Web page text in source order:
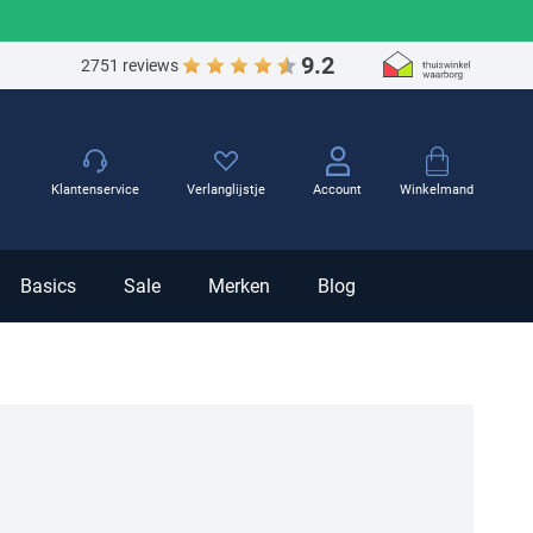
2751 reviews 9.2
Winkelmand
Basics Sale Merken Blog
Klantenservice Verlanglijstje Account